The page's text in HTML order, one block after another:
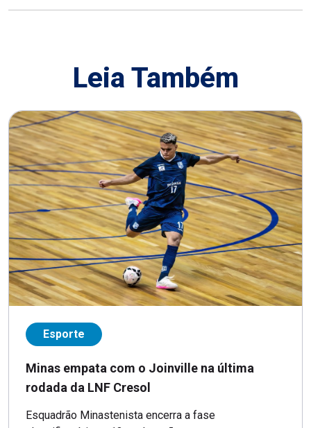
Leia Também
Esporte
Minas empata com o Joinville na última
rodada da LNF Cresol
Esquadrão Minastenista encerra a fase